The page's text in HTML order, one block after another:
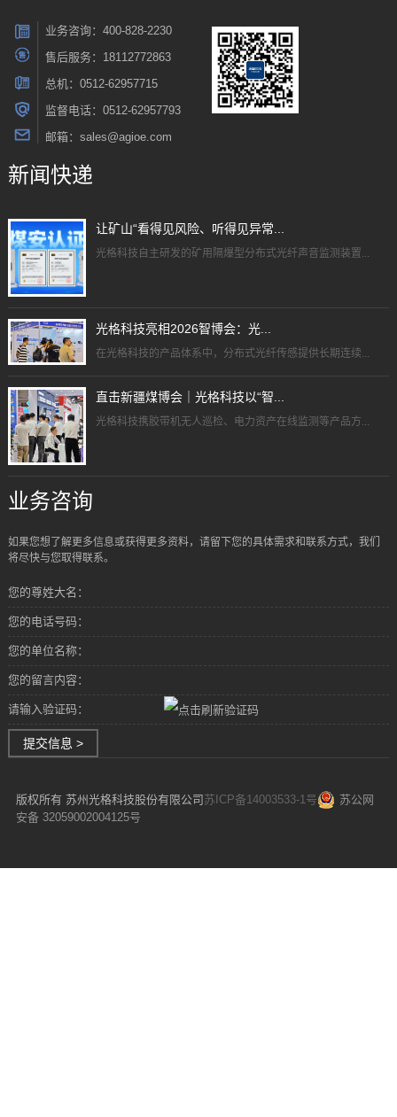
业务咨询：400-828-2230
售后服务：18112772863
总机：0512-62957715
监督电话：0512-62957793
邮箱：sales@agioe.com
新闻快递
让矿山“看得见风险、听得见异常...
光格科技自主研发的矿用隔爆型分布式光纤声音监测装置...
光格科技亮相2026智博会：光...
在光格科技的产品体系中，分布式光纤传感提供长期连续...
直击新疆煤博会｜光格科技以“智...
光格科技携胶带机无人巡检、电力资产在线监测等产品方...
业务咨询
如果您想了解更多信息或获得更多资料，请留下您的具体需求和联系方式，我们
将尽快与您取得联系。
您的尊姓大名：
您的电话号码：
您的单位名称：
您的留言内容：
请输入验证码：
提交信息 >
版权所有 苏州光格科技股份有限公司苏ICP备14003533-1号
苏公网
安备 32059002004125号